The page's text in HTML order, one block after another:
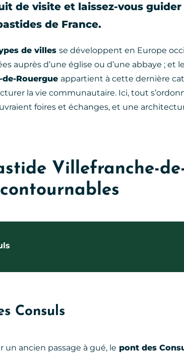
de visite et laissez-vous
de France.
de villes se développent en Europe
auprès d’une église ou d’une abbaye ; et
Rouergue appartient à cette dernière
la vie communautaire. Ici, tout
foires et échanges, et une
Villefranche-
Consuls
un ancien passage à gué, le pont des